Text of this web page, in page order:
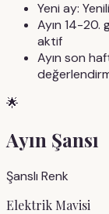
Yeni ay:
Ayın 14-20.
aktif
Ayın son
🌟
Ayın Şansı
Şanslı Renk
Elektrik Mavisi